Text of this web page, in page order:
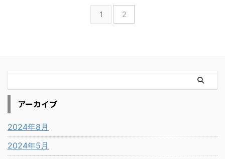
1 2
アーカイブ
2024年8月
2024年5月